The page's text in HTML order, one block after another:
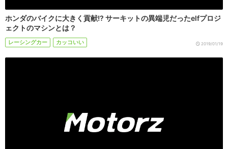
ホンダのバイクに大きく貢献!? サーキットの異端児だったelfプロジ
ェクトのマシンとは？
レーシングカー カッコいい 2019/01/19